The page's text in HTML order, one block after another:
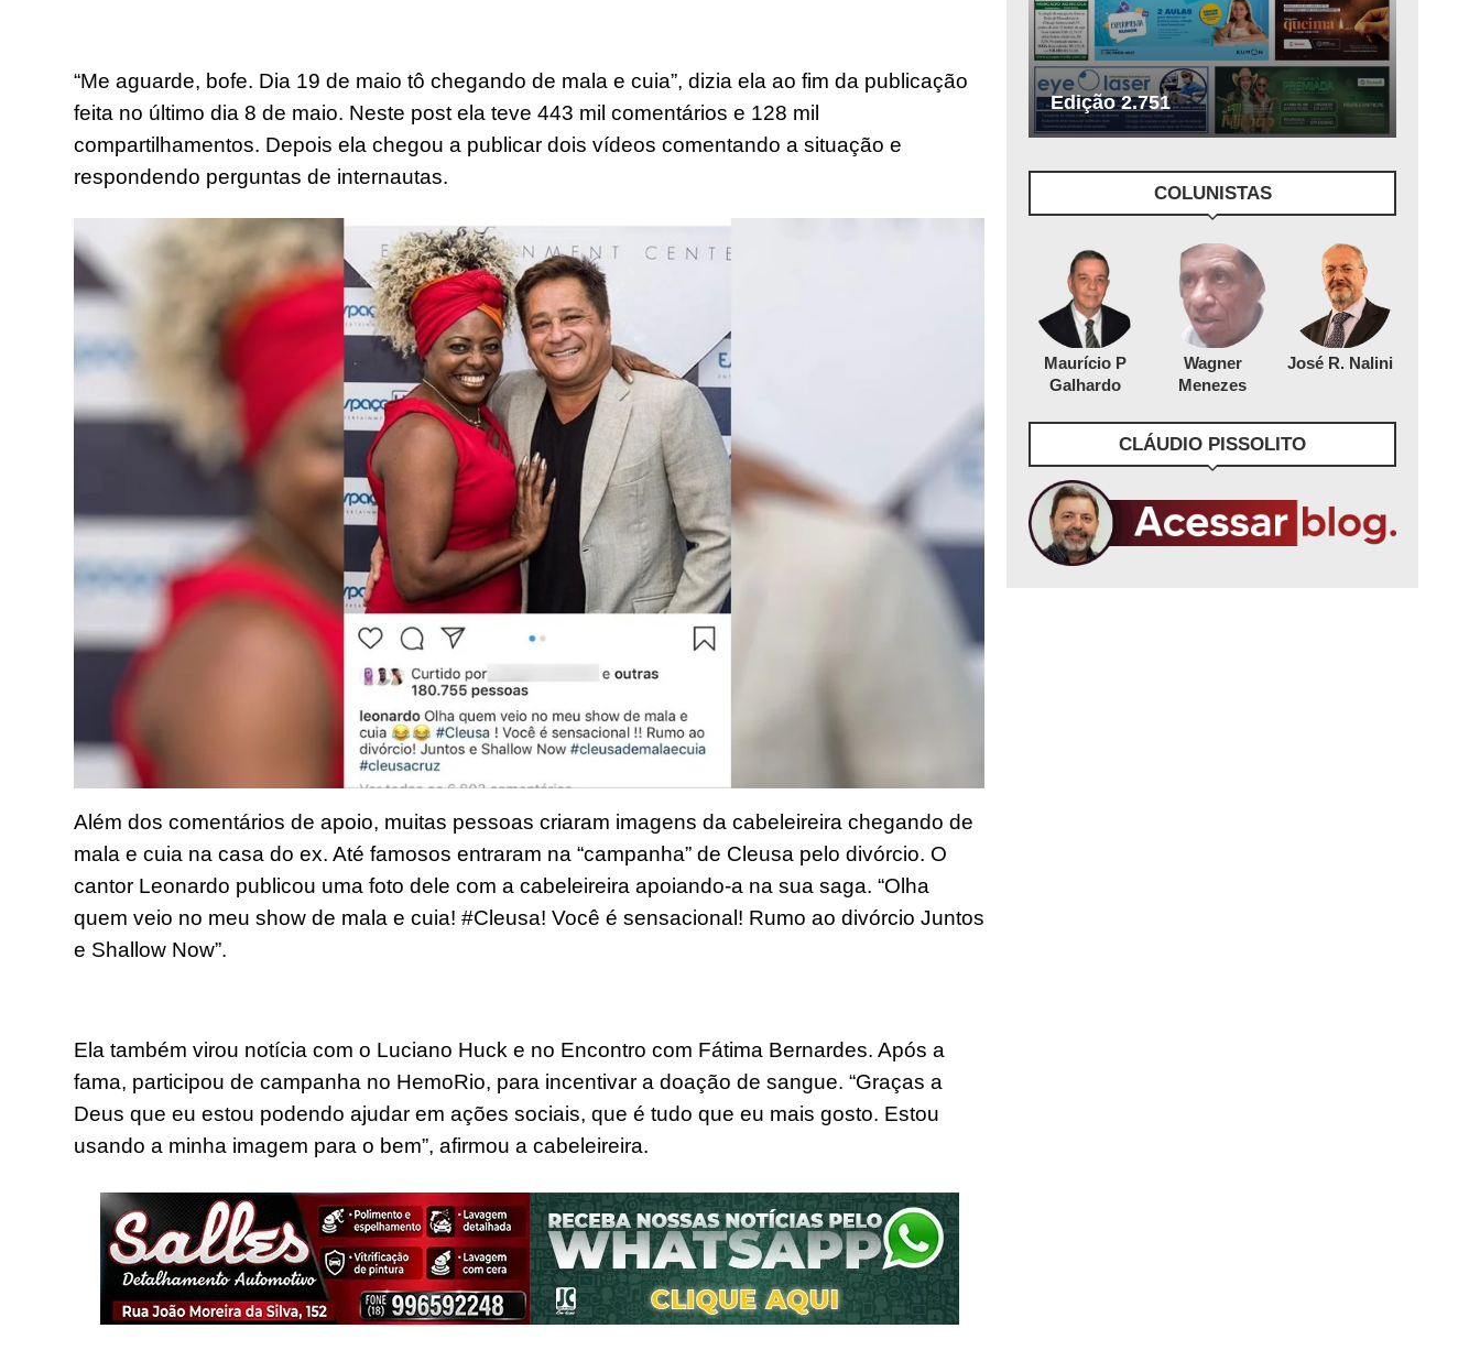
“Me aguarde, bofe. Dia 19 de maio tô chegando de mala e cuia”, dizia ela ao fim da publicação
feita no último dia 8 de maio. Neste post ela teve 443 mil comentários e 128 mil
compartilhamentos. Depois ela chegou a publicar dois vídeos comentando a situação e
respondendo perguntas de internautas.
Além dos comentários de apoio, muitas pessoas criaram imagens da cabeleireira chegando de
mala e cuia na casa do ex. Até famosos entraram na “campanha” de Cleusa pelo divórcio. O
cantor Leonardo publicou uma foto dele com a cabeleireira apoiando-a na sua saga. “Olha
quem veio no meu show de mala e cuia! #Cleusa! Você é sensacional! Rumo ao divórcio Juntos
e Shallow Now”.
Ela também virou notícia com o Luciano Huck e no Encontro com Fátima Bernardes. Após a
fama, participou de campanha no HemoRio, para incentivar a doação de sangue. “Graças a
Deus que eu estou podendo ajudar em ações sociais, que é tudo que eu mais gosto. Estou
usando a minha imagem para o bem”, afirmou a cabeleireira.
Edição 2.751
COLUNISTAS
Maurício P
Galhardo
Wagner
Menezes
José R. Nalini
CLÁUDIO PISSOLITO